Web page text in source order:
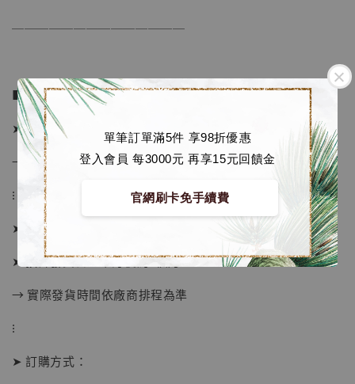
單筆訂單滿5件 享98折優惠
登入會員 每3000元 再享15元回饋金
官網刷卡免手續費
【店內現貨】海賊王 系列蒐藏雕像 布魯克達
摩 [7STARS Studio]
──────────────
■ 販售資訊：
➤ 全額 1380元
→ 商品到台後國際運費另計
⁝
➤ 預購截止日：限量額滿即止
➤ 預計發貨日：下訂後約1個月
→ 實際發貨時間依廠商排程為準
⁝
➤ 訂購方式：